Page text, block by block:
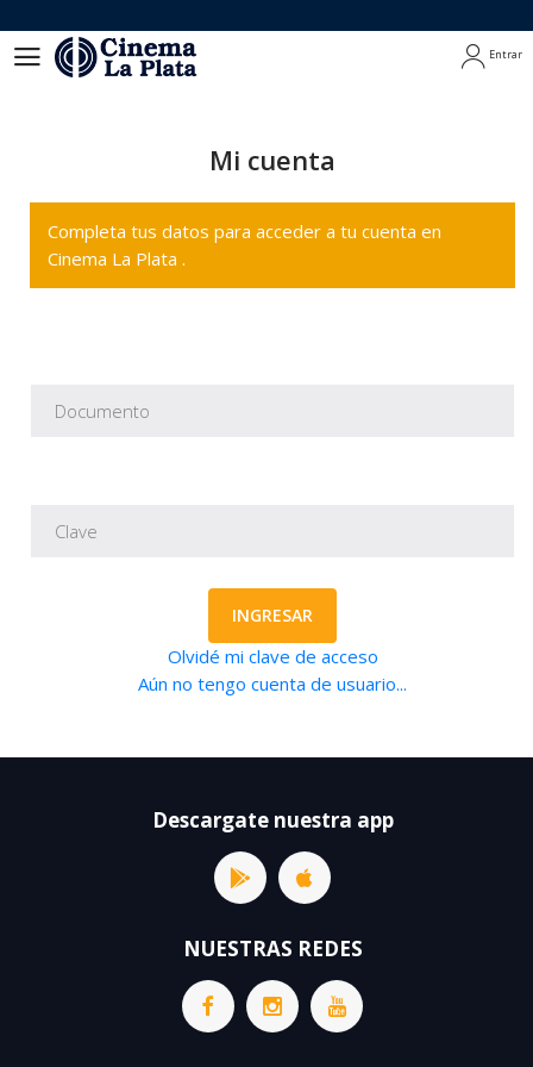
Entrar
Mi cuenta
Completa tus datos para acceder a tu cuenta en
Cinema La Plata .
INGRESAR
Olvidé mi clave de acceso
Aún no tengo cuenta de usuario...
Descargate nuestra app
NUESTRAS REDES